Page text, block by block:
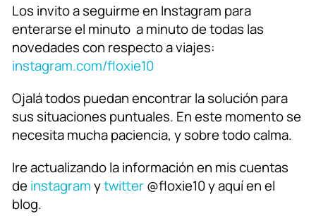
Los invito a seguirme en Instagram para
enterarse el minuto a minuto de todas las
novedades con respecto a viajes:
instagram.com/floxie10
Ojalá todos puedan encontrar la solución para
sus situaciones puntuales. En este momento se
necesita mucha paciencia, y sobre todo calma.
Ire actualizando la información en mis cuentas
deinstagramytwitter@floxie10 y aquí en el
blog.